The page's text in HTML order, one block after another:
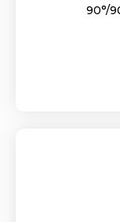
90°/